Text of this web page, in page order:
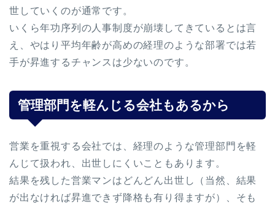
世していくのが通常です。
いくら年功序列の人事制度が崩壊してきているとは言
え、やはり平均年齢が高めの経理のような部署では若
手が昇進するチャンスは少ないのです。
管理部門を軽んじる会社もあるから
営業を重視する会社では、経理のような管理部門を軽
んじて扱われ、出世しにくいこともあります。
結果を残した営業マンはどんどん出世し（当然、結果
が出なければ昇進できず降格も有り得ますが）、そも